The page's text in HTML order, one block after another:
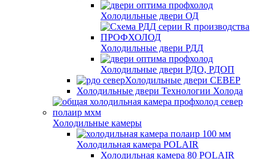
Холодильные двери ОД
Холодильные двери РДД
Холодильные двери РДО, РДОП
Холодильные двери СЕВЕР
Холодильные двери Технологии Холода
Холодильные камеры
Холодильная камера POLAIR
Холодильная камера 80 POLAIR